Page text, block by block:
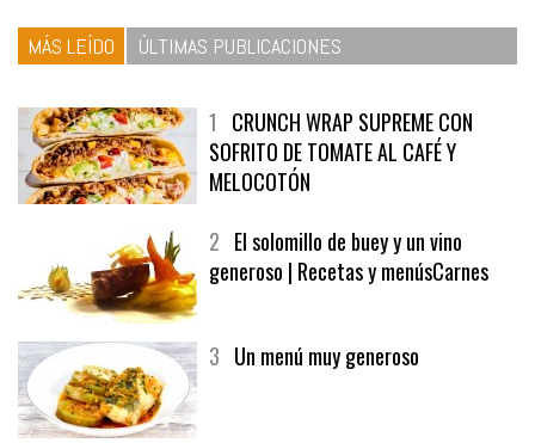
1CRUNCH WRAP SUPREME CON
SOFRITO DE TOMATE AL CAFÉ Y
MELOCOTÓN
2El solomillo de buey y un vino